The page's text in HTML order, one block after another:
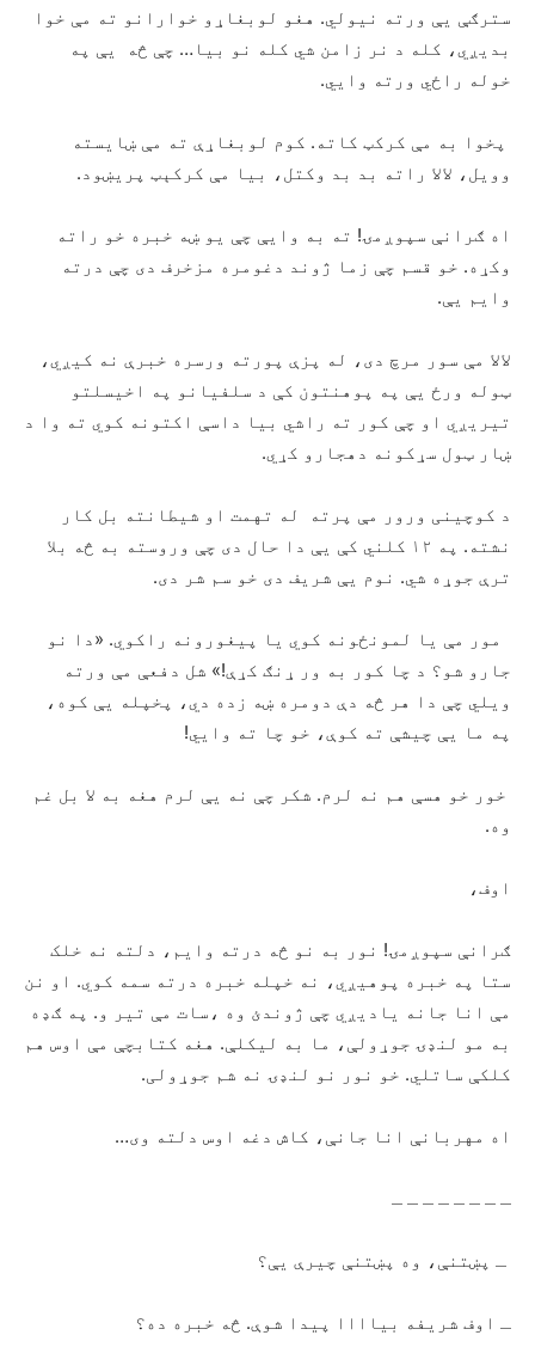
سترګې یې ورته نیولي. هغو لوبغاړو خوارانو ته مې خوا
بدیږي، کله د نر زامن شي کله نو بیا… چې څه یې په
خوله راځي ورته وايي.
پخوا به مې کرکټ کاته. کوم لوبغاړې ته مې ښایسته
وویل، لالا راته بد بد وکتل، بیا مې کرکېټ پریښود.
اه ګرانې سپوږمۍ! ته به وايې چې یو ښه خبره خو راته
وکړه. خو قسم چې زما ژوند دغومره مزخرف دی چې درته
وایم یې.
لالا مې سور مرچ دی، له پزې پورته ورسره خبرې نه کیږي،
ټوله ورځ یې په پوهنتون کې د سلفیانو‌ په اخیسلتو
تیریږي او چې کور ته راشي بیا داسې اکتونه کوي ته وا د
ښار ټول سړکونه دهجارو کړي.
د کوچینی ورور مې پرته له تهمت او شیطانته بل کار
نشته. په ۱۲ کلني کې یې دا حال دی چې وروسته به څه بلا
ترې جوړه شي. نوم یې شریف دی خو سم شر دی.
مور مې یا لمونځونه کوي‌ یا پیغورونه راکوي. «دا نو
جارو شو؟ د چا کور به ور ړنګ کړې!» شل دفعې مې ورته
ويلي‌ چې دا هر څه دې دومره ښه زده دي، پخپله یې کوه،
په ما یې چیشې ته کوې، خو چا ته وايي!
خور خو هسې هم نه لرم. شکر چې نه یې لرم هغه به لا بل غم
وه.
اوف،
ګرانې سپوږمۍ! نور به نو څه درته وایم، دلته نه خلک
ستا په خبره پوهیږي، نه خپله خبره درته سمه کوي. او نن
مې انا جانه یادیږي چې ژوندئ وه ،سات مې تیر و. په ګډه
به مو لنډۍ جوړولې، ما به لیکلې. ‌هغه کتابچې مې اوس هم
کلکې ساتلي. خو نور نو لنډۍ نه شم جوړولی.
اه مهربانې انا جانې، کاش دغه اوس دلته وی…‌
ـ ـ‌ ـ ـ ـ ـ ـ ـ‌
ـ پښتنې، وه پښتنې چیرې یې؟
ـ اوف شریفه بیاااا پیدا شوې. څه خبره ده؟